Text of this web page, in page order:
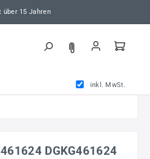
über 15 Jahren
inkl. MwSt.
DGKG461624